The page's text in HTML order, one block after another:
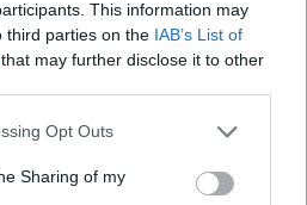
This information may
third parties on the IAB’s List of
that may further disclose it to other
Opt Outs
Sharing of my